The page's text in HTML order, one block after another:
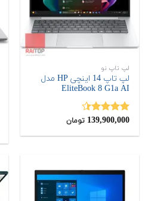
لپ تاپ نو
لپ تاپ 14 اینچی HP مدل
EliteBook 8 G1a AI
نمره4.40
139,900,000 تومان